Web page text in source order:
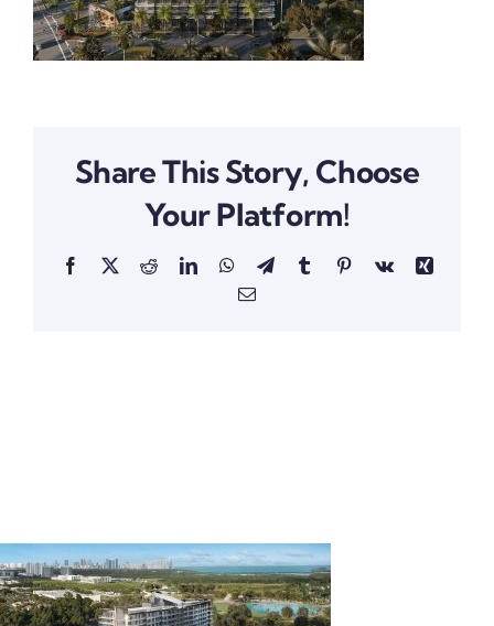
Share This Story, Choose
Your Platform!
Facebook
X RedditLinkedInWhatsApp
TelegramTumblrPinterestVk
Xing
Email